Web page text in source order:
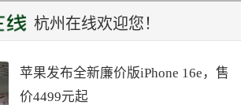
杭州在线欢迎您！
苹果发布全新廉价版iPhone 16e，售
价4499元起